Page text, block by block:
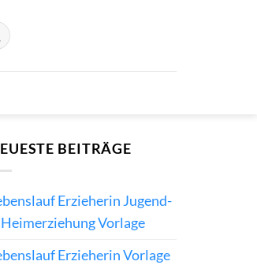
BEITRÄGE
Erzieherin Jugend-
Vorlage
Erzieherin Vorlage